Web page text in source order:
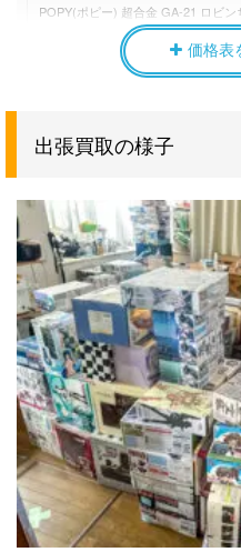
POPY(ポピー) 超合金 GA-21 ロビン
ん がんばれ!!ロボコン
POPY(ポピー) DX超合金 GA-50 大空
がんばれ!!ロボコン
STRUCTURE 解体匠機 MSN-04 サ
ー 機動戦士ガンダム 逆襲のシャア
BANDAI(バンダイ) METAL
STRUCTURE 解体匠機 RX-93 νガン
ム フィン ファンネル装備
POPY(ポピー) 超合金 名作シリーズ
64 オバケのQ太郎
POPY(ポピー) DX超合金 GA-37
ボ グレンダイザー
POPY(ポピー) 超合金 GA-43 ロボチ
がんばれ!!ロボコン
TAKARA(タカラ) トレインボット 重
体戦士 ライデン C-131
価格表
出張買取の様子